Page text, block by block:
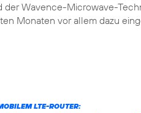
Wavence-Microwave-
Monaten vor allem dazu
LTE-ROUTER: